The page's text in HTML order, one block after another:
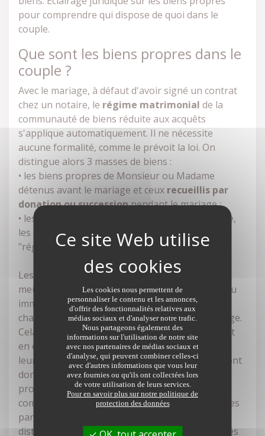
pour comprendre qui dispose de quoi dans le
couple.
Que sont les biens propres dans le
couple ?
Avec le mariage, à défaut d'avoir signé un contrat
chez un notaire, le régime matrimonial de la
communauté de biens réduite aux acquêts
s'applique automatiquement. Il ne nécessite
aucune formalité, comme le prévoit la loi. On
distingue alors 3 masses de biens :
• les biens propres de Monsieur ou Madame
détenus avant le mariage et ceux recueillis par
donation ou successionpendant le mariage ;
• les biens communs achetés pendant le mariage,
les acquêts de communauté, d'où le nom de
"régime de la communauté réduite aux acquêts".
Les biens propres vont donc être des biens
meubles (un fonds de commerce par exemple) ou
immeubles (un appartement par exemple) dont
chaque époux est propriétaire au jour du mariage.
Cela englobe aussi les biens dont on hérite. Il est
en effet normal que le patrimoine des parents à
leur décès reste dans la famille. Si les parents font
donation d'un bien, il s'agira aussi d'un bien
propre, sauf si une stipulation de mise en
communauté figure dans l'acte. Les biens propres
par nature, définis par le Code Civil, sont aussi à
distinguer : il s'agit des bijoux, des vêtements, des
Les cookies nous permettent de
personnaliser le contenu et les annonces,
d'offrir des fonctionnalités relatives aux
médias sociaux et d'analyser notre trafic.
Nous partageons également des
informations sur l'utilisation de notre site
avec nos partenaires de médias sociaux et
d'analyse, qui peuvent combiner celles-ci
avec d'autres informations que vous leur
avez fournies ou qu'ils ont collectées lors
de votre utilisation de leurs services.
Pour en savoir plus sur notre politique de
protection des données